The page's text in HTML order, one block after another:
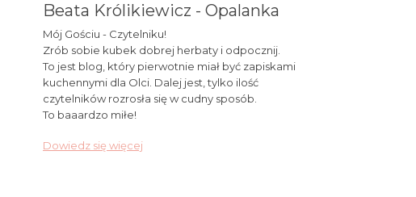
Beata Królikiewicz - Opalanka
Mój Gościu - Czytelniku!
Zrób sobie kubek dobrej herbaty i odpocznij.
To jest blog, który pierwotnie miał być zapiskami
kuchennymi dla Olci. Dalej jest, tylko ilość
czytelników rozrosła się w cudny sposób.
To baaardzo miłe!
Dowiedz się więcej